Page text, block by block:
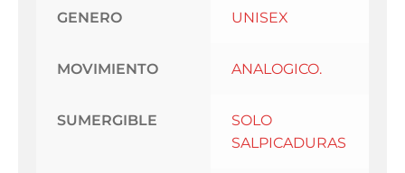
GENERO UNISEX
MOVIMIENTO ANALOGICO.
SUMERGIBLE
SOLO
SALPICADURAS